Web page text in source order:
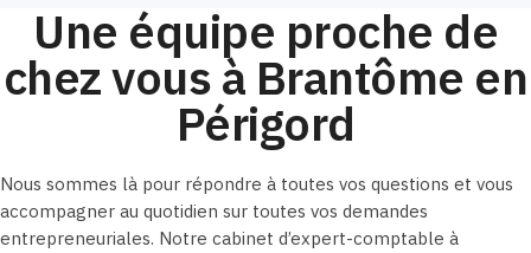
Une équipe proche de
chez vous à Brantôme en
Périgord
Nous sommes là pour répondre à toutes vos questions et vous
accompagner au quotidien sur toutes vos demandes
entrepreneuriales. Notre cabinet d’expert-comptable à